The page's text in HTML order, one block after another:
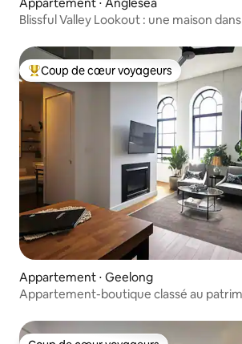
Blissful Valley Lookout : une maison
Coups de cœur voyageurs les plus
Coup de cœur voyageurs
Appartement ⋅ Geelong
Appartement-boutique classé au